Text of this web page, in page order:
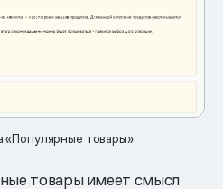
«Популярные товары»
товары имеет смысл